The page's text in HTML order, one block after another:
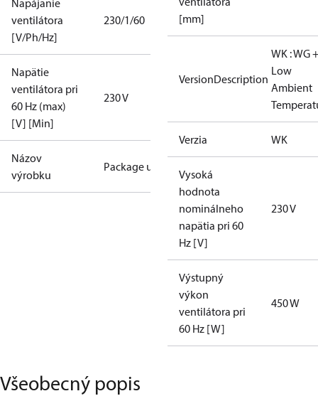
Napájanie
ventilátora
[V/Ph/Hz]
230/1/60
Napätie
ventilátora pri
60 Hz (max)
[V] [Min]
230 V
Názov
výrobku
Package unit
[mm]
VersionDescription
WK : WG
Low
Ambient
Verzia WK
Vysoká
hodnota
nominálneho
napätia pri 60
Hz [V]
230 V
Výstupný
výkon
ventilátora pri
60 Hz [W]
450 W
Všeobecný popis